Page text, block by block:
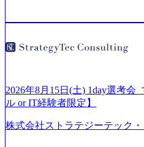
業、通信業界に強みがあり、
く予定 インセンティブ支給と
始～ 2026年8月7日(金) 16:00 ※
ご応募いただいてもご対応で
だいたご応募者様については
ご案内とさせていただきます ●
についてご連絡させていただ
2026年8月15日(土) 1day選考会
ル or IT経験者限定】
株式会社ストラテジーテック